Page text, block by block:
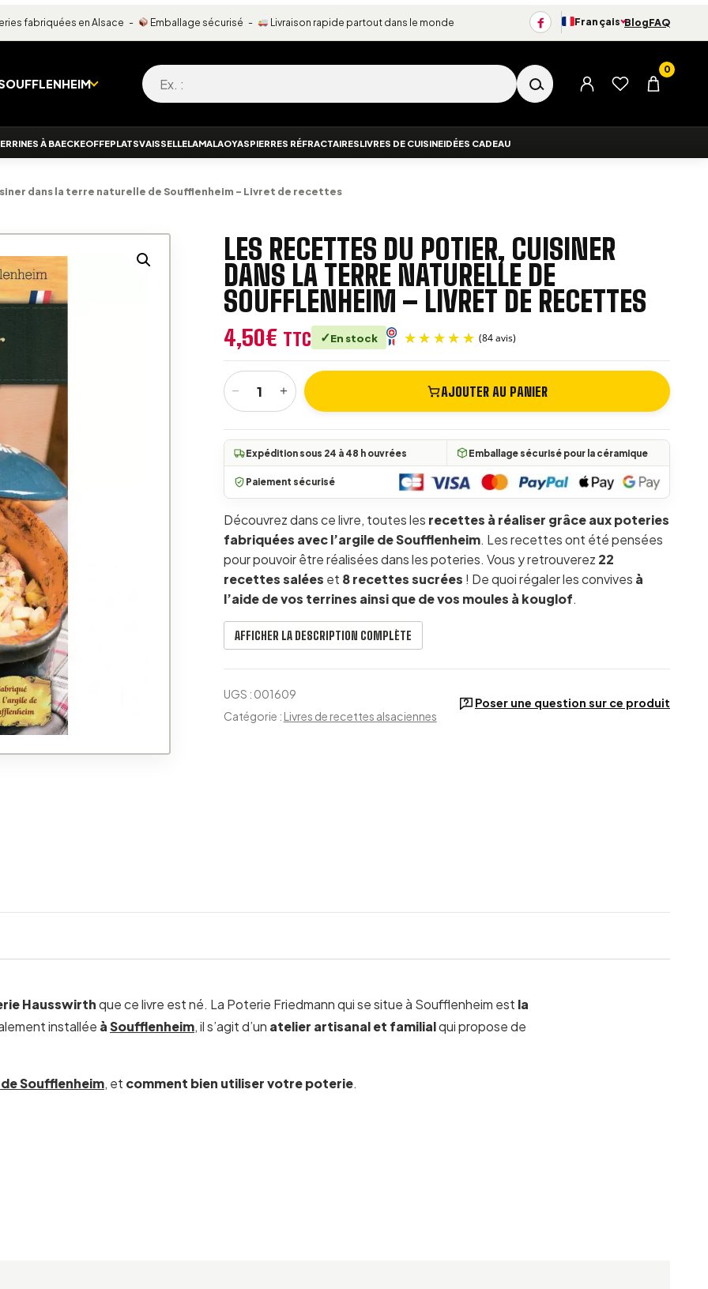
fabriquées en Alsace - Emballage sécurisé - Livraison rapide partout dans le monde Français
Changer de langue
BlogFAQ
Recherche pour :
Menu du compte
Liste d’envies
Panier
0
À BAECKEOFFEPLATSVAISSELLELAMALA OYASPIERRES RÉFRACTAIRESLIVRES DE CUISINEIDÉES CADEAU
dans la terre naturelle de Soufflenheim – Livret de recettes
LES RECETTES DU POTIER, CUISINER
DANS LA TERRE NATURELLE DE
SOUFFLENHEIM – LIVRET DE RECETTES
4,50€ TTC En stock
(84 avis)
quantité de Les recettes du Potier, Cuisiner dans la terre naturelle de
− + AJOUTER AU PANIER
Expédition sous 24 à 48 h ouvrées Emballage sécurisé pour la céramique
Paiement sécurisé
Découvrez dans ce livre, toutes les recettes à réaliser grâce aux poteries
fabriquées avec l’argile de Soufflenheim. Les recettes ont été pensées
pour pouvoir être réalisées dans les poteries. Vous y retrouverez 22
recettes salées et 8 recettes sucrées ! De quoi régaler les convives à
l’aide de vos terrines ainsi que de vos moules à kouglof
AFFICHER LA DESCRIPTION COMPLÈTE
UGS : 001609
Catégorie : Livres de recettes alsaciennes
Poser une question sur ce produit
Hausswirth que ce livre est né. La Poterie Friedmann qui se situe à Soufflenheim est la
installée à Soufflenheim , il s’agit d’un atelier artisanal et familialqui propose de
Soufflenheim , et comment bien utiliser votre poterie